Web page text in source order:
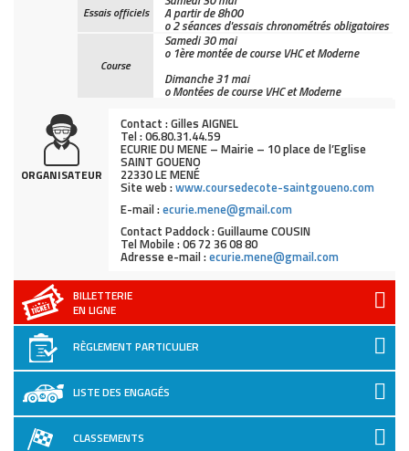
Essais officiels A partir de 8h00
o 2 séances d'essais chronométrés obligatoires
Course
Samedi 30 mai
o 1ère montée de course VHC et Moderne
Dimanche 31 mai
o Montées de course VHC et Moderne
ORGANISATEUR
Contact : Gilles AIGNEL
Tel : 06.80.31.44.59
ECURIE DU MENE – Mairie – 10 place de l’Eglise
SAINT GOUENO
22330 LE MENÉ
Site web :www.coursedecote-saintgoueno.com
E-mail :ecurie.mene@gmail.com
Contact Paddock : Guillaume COUSIN
Tel Mobile : 06 72 36 08 80
Adresse e-mail :ecurie.mene@gmail.com
BILLETTERIE
EN LIGNE
RÈGLEMENT PARTICULIER
LISTE DES ENGAGÉS
CLASSEMENTS